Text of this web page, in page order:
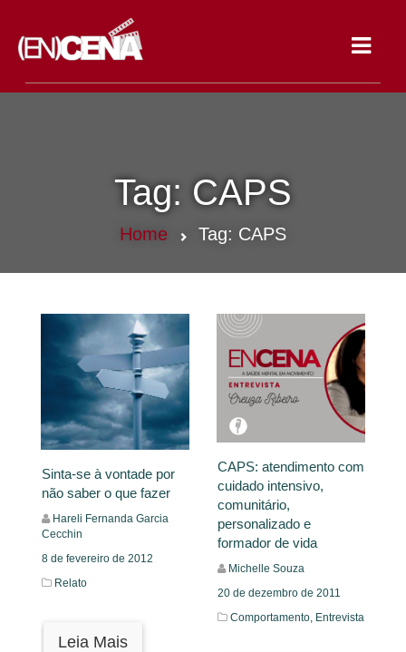
Tag: CAPS
Home Tag: CAPS
Sinta-se à vontade por
não saber o que fazer
Hareli Fernanda Garcia
Cecchin
8 de fevereiro de 2012
Relato
Leia Mais
CAPS: atendimento com
cuidado intensivo,
comunitário,
personalizado e
formador de vida
Michelle Souza
20 de dezembro de 2011
Comportamento, Entrevista